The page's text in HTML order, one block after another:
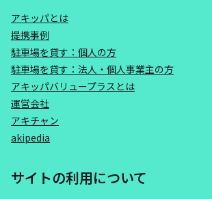
アキッパとは
提携事例
駐車場を貸す：個人の方
駐車場を貸す：法人・個人事業主の方
アキッパバリュープラスとは
運営会社
アキチャン
akipedia
サイトの利用について